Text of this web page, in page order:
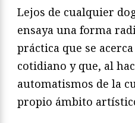
Lejos de cualquier
ensaya una forma
práctica que se
cotidiano y que, al
automatismos de la
propio ámbito